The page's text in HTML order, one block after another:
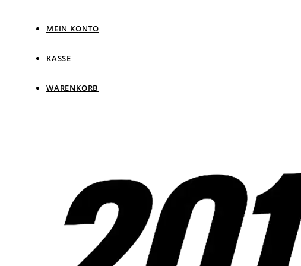
MEIN KONTO
KASSE
WARENKORB